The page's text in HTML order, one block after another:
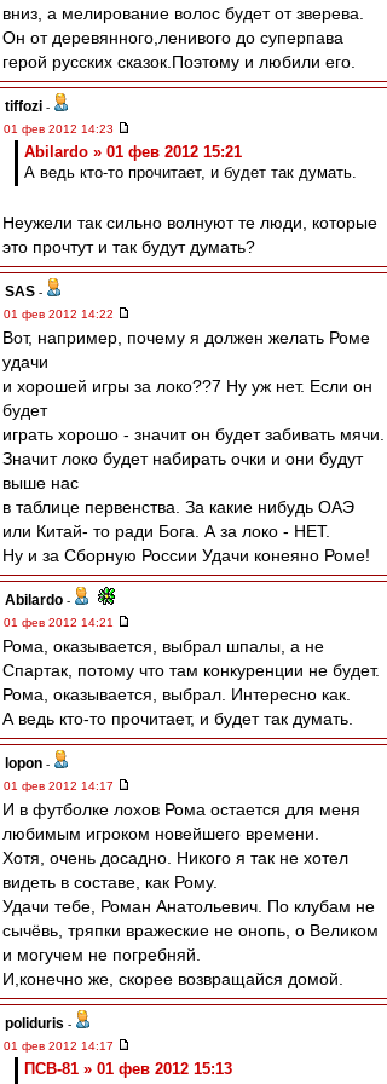
вниз, а мелирование волос будет от зверева.
Он от деревянного,ленивого до суперпава
герой русских сказок.Поэтому и любили его.
tiffozi -
01 фев 2012 14:23
Abilardo » 01 фев 2012 15:21
А ведь кто-то прочитает, и будет так думать.
Неужели так сильно волнуют те люди, которые
это прочтут и так будут думать?
SAS -
01 фев 2012 14:22
Вот, например, почему я должен желать Роме
удачи
и хорошей игры за локо??7 Ну уж нет. Если он
будет
играть хорошо - значит он будет забивать мячи.
Значит локо будет набирать очки и они будут
выше нас
в таблице первенства. За какие нибудь ОАЭ
или Китай- то ради Бога. А за локо - НЕТ.
Ну и за Сборную России Удачи конеяно Роме!
Abilardo -
01 фев 2012 14:21
Рома, оказывается, выбрал шпалы, а не
Спартак, потому что там конкуренции не будет.
Рома, оказывается, выбрал. Интересно как.
А ведь кто-то прочитает, и будет так думать.
lopon -
01 фев 2012 14:17
И в футболке лохов Рома остается для меня
любимым игроком новейшего времени.
Хотя, очень досадно. Никого я так не хотел
видеть в составе, как Рому.
Удачи тебе, Роман Анатольевич. По клубам не
сычёвь, тряпки вражеские не онопь, о Великом
и могучем не погребняй.
И,конечно же, скорее возвращайся домой.
poliduris -
01 фев 2012 14:17
ПСВ-81 » 01 фев 2012 15:13